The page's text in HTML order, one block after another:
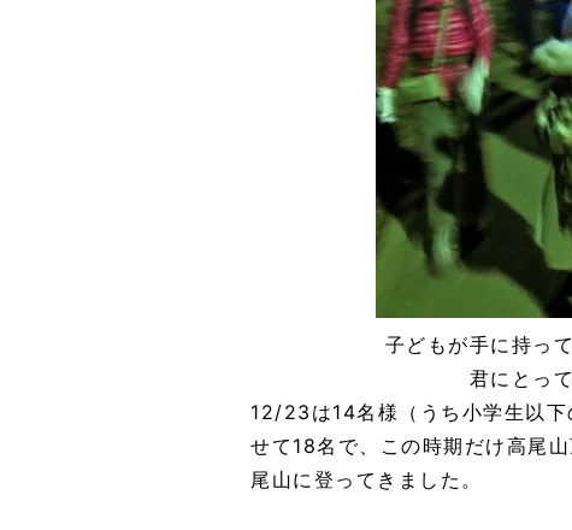
子どもが手に持っ
君にとっ
12/23は14名様（うち小学生以
せて18名で、この時期だけ高尾
尾山に登ってきました。